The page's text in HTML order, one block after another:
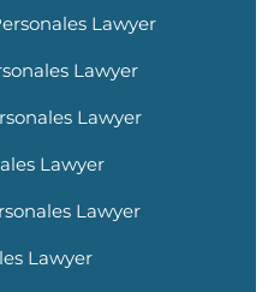
Lawyer
Lawyer
Lawyer
Lawyer
Lawyer
Lawyer